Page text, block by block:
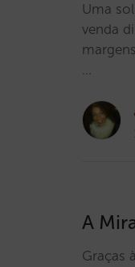
Uma
venda
…
A
Graças